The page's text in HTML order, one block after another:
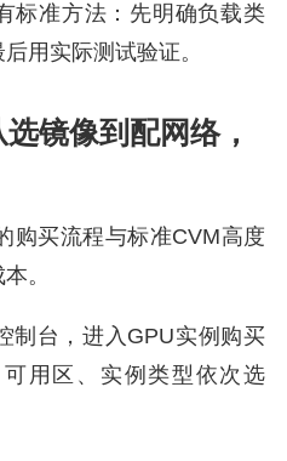
标准方法：先明确负载类
用实际测试验证。
镜像到配网络，
购买流程与标准CVM高度
。
制台，进入GPU实例购买
用区、实例类型依次选